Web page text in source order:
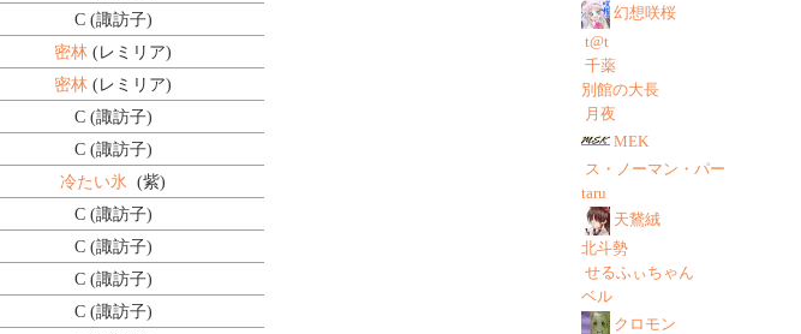
C (諏訪子)
密林 (レミリア)
密林 (レミリア)
C (諏訪子)
C (諏訪子)
冷たい氷 (紫)
C (諏訪子)
C (諏訪子)
C (諏訪子)
C (諏訪子)
幻想咲桜
t@t
千薬
別館の大長
月夜
MEK
ス・ノーマン・パー
taru
天鵞絨
北斗勢
せるふぃちゃん
ベル
クロモン